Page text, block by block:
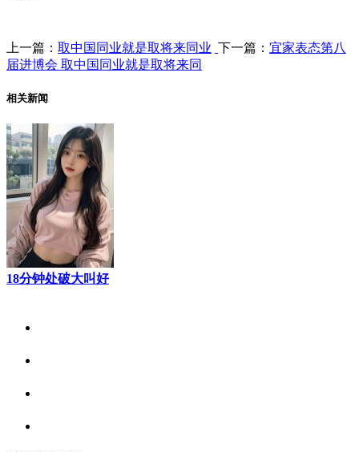
上一篇： 取中国同业就是取将来同业 下一篇： 宜家表态第八
届进博会 取中国同业就是取将来同
相关新闻
18分钟处破大叫好